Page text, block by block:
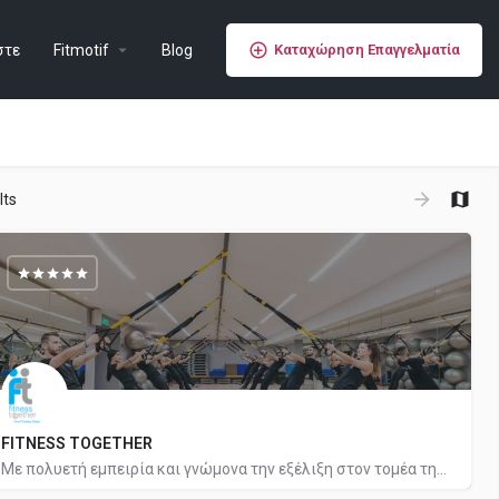
Fitmotif Blog Καταχώρηση Επαγγελματία
FITNESS TOGETHER